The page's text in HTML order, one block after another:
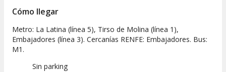
Cómo llegar
Metro: La Latina (línea 5), Tirso de Molina (línea 1),
Embajadores (línea 3). Cercanías RENFE: Embajadores. Bus:
M1.
Sin parking